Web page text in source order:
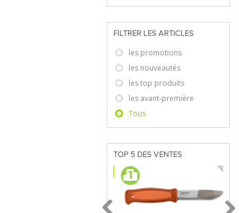
FILTRER LES ARTICLES
les promotions
les nouveautés
les top produits
les avant-première
Tous
TOP 5 DES VENTES